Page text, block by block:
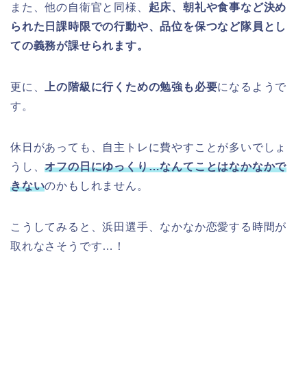
また、他の自衛官と同様、 起床、朝礼や食事など決め
られた日課時限での行動や、品位を保つなど隊員とし
ての義務が課せられます。
更に、 上の階級に行くための勉強も必要になるようで
す。
休日があっても、自主トレに費やすことが多いでしょ
うし、オフの日にゆっくり…なんてことはなかなかで
きないのかもしれません。
こうしてみると、浜田選手、なかなか恋愛する時間が
取れなさそうです…！